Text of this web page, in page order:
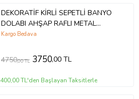
DEKORATİF KİRLİ SEPETLİ BANYO
DOLABI AHŞAP RAFLI METAL
GÖVDELİ 4 RAFLI ÇAMAŞIR SEPETİ
(Siyah)
Kargo Bedava
4750,00 TL 3750,00 TL
400,00 TL'den Başlayan Taksitlerle